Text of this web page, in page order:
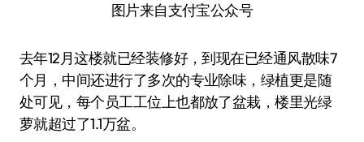
图片来自支付宝公众号
去年12月这楼就已经装修好，到现在已经通风散味7
个月，中间还进行了多次的专业除味，绿植更是随
处可见，每个员工工位上也都放了盆栽，楼里光绿
萝就超过了1.1万盆。